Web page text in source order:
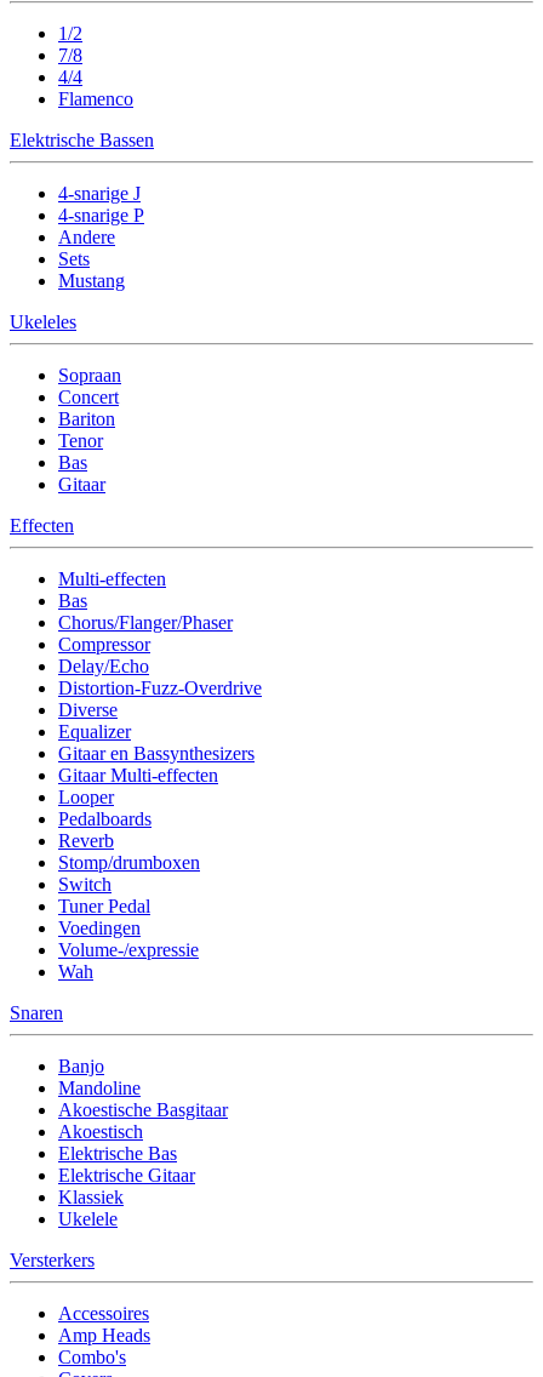
1/2
7/8
4/4
Flamenco
Elektrische Bassen
4-snarige J
4-snarige P
Andere
Sets
Mustang
Ukeleles
Sopraan
Concert
Bariton
Tenor
Bas
Gitaar
Effecten
Multi-effecten
Bas
Chorus/Flanger/Phaser
Compressor
Delay/Echo
Distortion-Fuzz-Overdrive
Diverse
Equalizer
Gitaar en Bassynthesizers
Gitaar Multi-effecten
Looper
Pedalboards
Reverb
Stomp/drumboxen
Switch
Tuner Pedal
Voedingen
Volume-/expressie
Wah
Snaren
Banjo
Mandoline
Akoestische Basgitaar
Akoestisch
Elektrische Bas
Elektrische Gitaar
Klassiek
Ukelele
Versterkers
Accessoires
Amp Heads
Combo's